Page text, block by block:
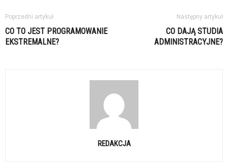
Poprzedni artykuł
CO TO JEST PROGRAMOWANIE
EKSTREMALNE?
Następny artykuł
CO DAJĄ STUDIA
ADMINISTRACYJNE?
REDAKCJA